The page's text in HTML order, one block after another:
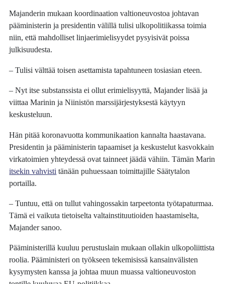
Majanderin mukaan koordinaation valtioneuvostoa johtavan
pääministerin ja presidentin välillä tulisi ulkopolitiikassa toimia
niin, että mahdolliset linjaerimielisyydet pysyisivät poissa
julkisuudesta.
– Tulisi välttää toisen asettamista tapahtuneen tosiasian eteen.
– Nyt itse substanssista ei ollut erimielisyyttä, Majander lisää ja
viittaa Marinin ja Niinistön marssijärjestyksestä käytyyn
keskusteluun.
Hän pitää koronavuotta kommunikaation kannalta haastavana.
Presidentin ja pääministerin tapaamiset ja keskustelut kasvokkain
virkatoimien yhteydessä ovat tainneet jäädä vähiin. Tämän Marin
itsekin vahvisti tänään puhuessaan toimittajille Säätytalon
portailla.
– Tuntuu, että on tullut vahingossakin tarpeetonta työtapaturmaa.
Tämä ei vaikuta tietoiselta valtainstituutioiden haastamiselta,
Majander sanoo.
Pääministerillä kuuluu perustuslain mukaan ollakin ulkopoliittista
roolia. Pääministeri on työkseen tekemisissä kansainvälisten
kysymysten kanssa ja johtaa muun muassa valtioneuvoston